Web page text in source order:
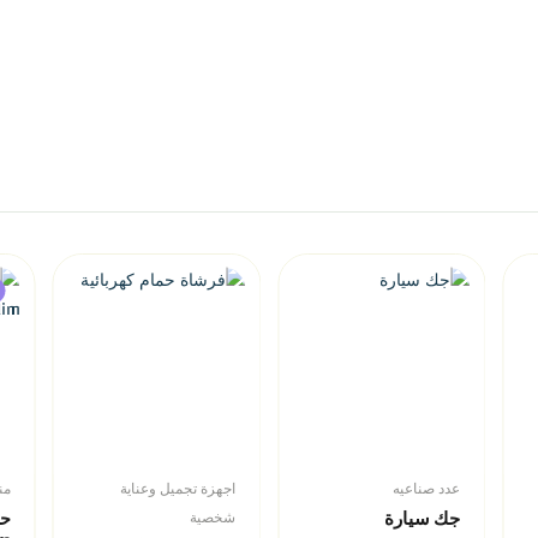
عدد صناعيه
جك سيارة
اجهزة تجميل وعناية
شخصية